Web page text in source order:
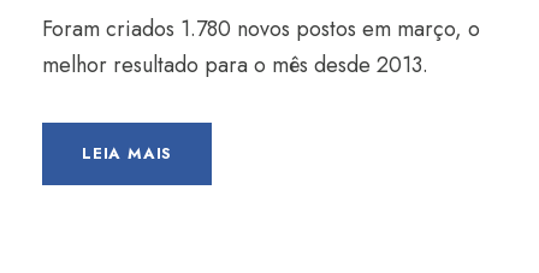
Foram criados 1.780 novos postos em março, o
melhor resultado para o mês desde 2013.
LEIA MAIS